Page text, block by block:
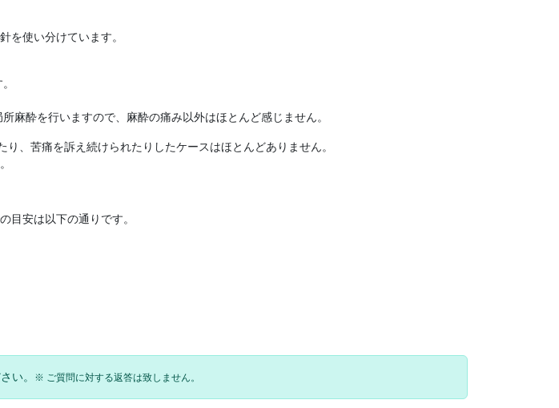
を使い分けています。
麻酔を行いますので、麻酔の痛み以外はほとんど感じません。
、苦痛を訴え続けられたりしたケースはほとんどありません。
目安は以下の通りです。
い。 ※ ご質問に対する返答は致しません。